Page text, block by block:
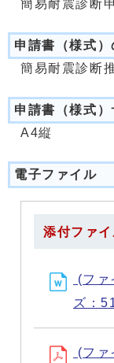
簡易耐震診断
申請書（様式）
簡易耐震診断
申請書（様式）
A4縦
電子ファイル
添付ファ
(フ
ズ：
(フ